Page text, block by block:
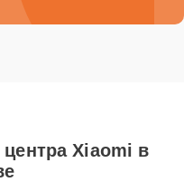
Xiaomi в